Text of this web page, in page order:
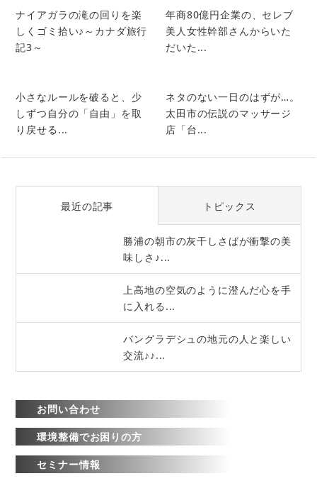
ナイアガラの滝の回りを楽
しくゴミ拾い♪～カナダ旅行
記3～
年商80億円企業の、セレブ
美人女性幹部さんからいた
だいた...
小さなルールを破ると、少
しずつ自分の「自由」を取
り戻せる...
ネタのない一日のはずが…。
太田市の伝説のマッサージ
店「台...
最近の記事 トピックス
勝浦の朝市の灰干しさばが衝撃の美
味しさ♪...
上高地の空気のように澄んだ心を手
に入れる...
バングラデシュの地元の人と楽しい
交流♪♪...
お問い合わせ
環境整備でお困りの方
セミナー情報